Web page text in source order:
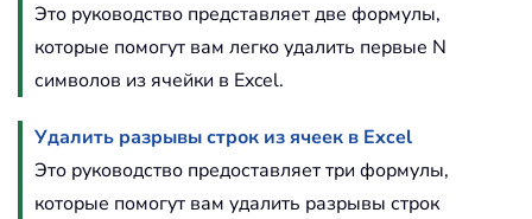
Это руководство представляет две формулы,
которые помогут вам легко удалить первые N
символов из ячейки в Excel.
Удалить разрывы строк из ячеек в Excel
Это руководство предоставляет три формулы,
которые помогут вам удалить разрывы строк